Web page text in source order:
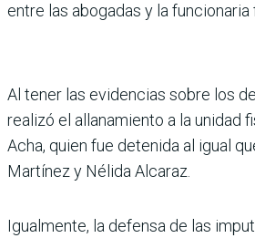
entre las abogadas y la funcionaria
Al tener las evidencias sobre los
realizó el allanamiento a la unidad
Acha, quien fue detenida al igual
Martínez y Nélida Alcaraz.
Igualmente, la defensa de las